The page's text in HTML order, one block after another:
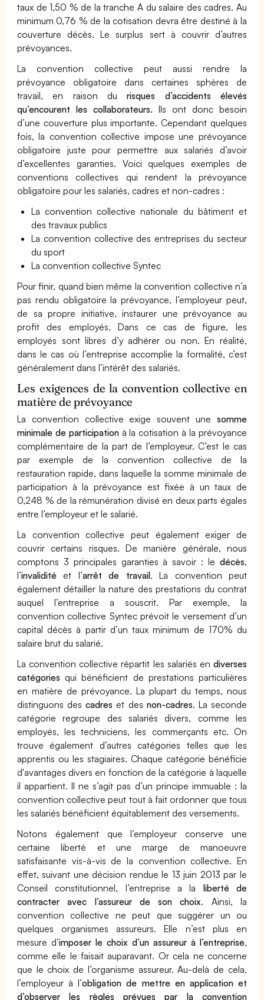
taux de 1,50 % de la tranche A du salaire des cadres. Au
minimum 0,76 % de la cotisation devra être destiné à la
couverture décès. Le surplus sert à couvrir d’autres
prévoyances.
La convention collective peut aussi rendre la
prévoyance obligatoire dans certaines sphères de
travail, en raison durisques d’accidents élevés
qu’encourent les collaborateurs. Ils ont donc besoin
d’une couverture plus importante. Cependant quelques
fois, la convention collective impose une prévoyance
obligatoire juste pour permettre aux salariés d’avoir
d’excellentes garanties. Voici quelques exemples de
conventions collectives qui rendent la prévoyance
obligatoire pour les salariés, cadres et non-cadres :
La convention collective nationale du bâtiment et
des travaux publics
La convention collective des entreprises du secteur
du sport
La convention collective Syntec
Pour finir, quand bien même la convention collective n’a
pas rendu obligatoire la prévoyance, l’employeur peut,
de sa propre initiative, instaurer une prévoyance au
profit des employés. Dans ce cas de figure, les
employés sont libres d’y adhérer ou non. En réalité,
dans le cas où l’entreprise accomplie la formalité, c’est
généralement dans l’intérêt des salariés.
Les exigences de la convention collective en
matière de prévoyance
La convention collective exige souvent une somme
minimale de participationà la cotisation à la prévoyance
complémentaire de la part de l’employeur. C’est le cas
par exemple de la convention collective de la
restauration rapide, dans laquelle la somme minimale de
participation à la prévoyance est fixée à un taux de
0,248 % de la rémunération divisé en deux parts égales
entre l’employeur et le salarié.
La convention collective peut également exiger de
couvrir certains risques. De manière générale, nous
comptons 3 principales garanties à savoir : le décès,
l’invalidité et l’arrêt de travail. La convention peut
également détailler la nature des prestations du contrat
auquel l’entreprise a souscrit. Par exemple, la
convention collective Syntec prévoit le versement d’un
capital décès à partir d’un taux minimum de 170% du
salaire brut du salarié.
La convention collective répartit les salariés en diverses
catégories qui bénéficient de prestations particulières
en matière de prévoyance. La plupart du temps, nous
distinguons descadres et des non-cadres. La seconde
catégorie regroupe des salariés divers, comme les
employés, les techniciens, les commerçants etc. On
trouve également d’autres catégories telles que les
apprentis ou les stagiaires. Chaque catégorie bénéficie
d'avantages divers en fonction de la catégorie à laquelle
il appartient. Il ne s’agit pas d’un principe immuable : la
convention collective peut tout à fait ordonner que tous
les salariés bénéficient équitablement des versements.
Notons également que l’employeur conserve une
certaine liberté et une marge de manoeuvre
satisfaisante vis-à-vis de la convention collective. En
effet, suivant une décision rendue le 13 juin 2013 par le
Conseil constitutionnel, l’entreprise a la liberté de
contracter avec l’assureur de son choix. Ainsi, la
convention collective ne peut que suggérer un ou
quelques organismes assureurs. Elle n’est plus en
mesure d’imposer le choix d’un assureur à l’entreprise,
comme elle le faisait auparavant. Or cela ne concerne
que le choix de l’organisme assureur. Au-delà de cela,
l’employeur à l’obligation de mettre en application et
d’observer les règles prévues par la convention